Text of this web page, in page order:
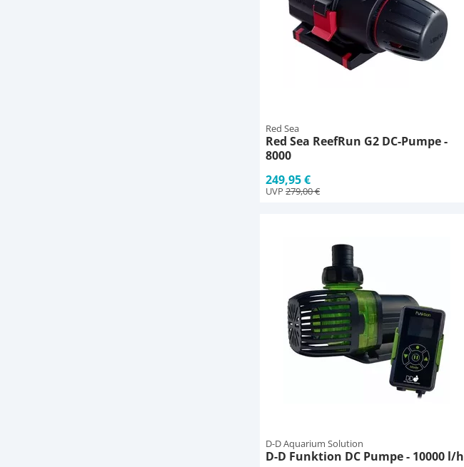
Red Sea
Red Sea ReefRun G2 DC-Pumpe -
8000
249,95 €
UVP 279,00 €
D-D Aquarium Solution
D-D Funktion DC Pumpe - 10000 l/h